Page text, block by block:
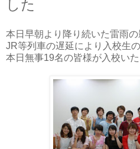
した
本日早朝より降り続いた雷雨
JR等列車の遅延により入校生
本日無事19名の皆様が入校いた